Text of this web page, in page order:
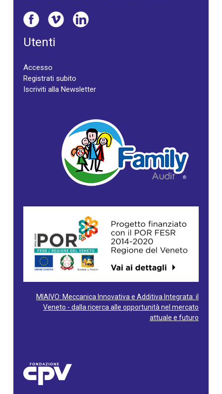
Utenti
Accesso
Registrati subito
Iscriviti alla Newsletter
MIAIVO: Meccanica Innovativa e Additiva Integrata: il
Veneto - dalla ricerca alle opportunità nel mercato
attuale e futuro